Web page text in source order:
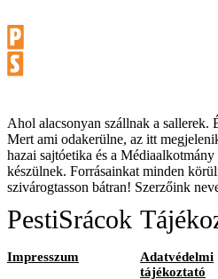
Ahol alacsonyan szállnak a sallerek.
Mert ami odakerülne, az itt
hazai sajtóetika és a Médiaalkotmány
készülnek. Forrásainkat minden
szivárogtasson bátran! Szerzőink
PestiSrácok
Impresszum
Adatvédelmi
tájékoztató